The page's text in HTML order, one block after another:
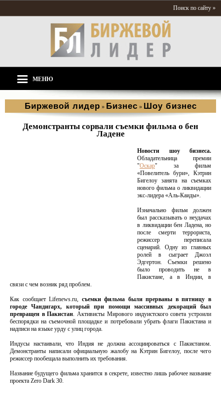
Поиск по сайту »
МЕНЮ
Биржевой лидер » Бизнес » Шоу бизнес
Демонстранты сорвали съемки фильма о бен
Ладене
Новости шоу бизнеса.
Обладательница премии
"Оскар" за фильм
«Повелитель бури», Кэтрин
Бигелоу занята на съемках
нового фильма о ликвидации
экс-лидера «Аль-Каиды».
Изначально фильм должен
был рассказывать о неудачах
в ликвидации бен Ладена, но
после смерти террориста,
режиссер переписала
сценарий. Одну из главных
ролей в сыграет Джоэл
Эдгертон. Съемки решено
было проводить не в
Пакистане, а в Индии, в
связи с чем возник ряд проблем.
Как сообщает Lifenews.ru, съемки фильма были прерваны в пятницу в
городе Чандигарх, который при помощи массивных декораций был
превращен в Пакистан. Активисты Мирового индуистского совета устроили
беспорядки на съемочной площадке и потребовали убрать флаги Пакистана и
надписи на языке урду с улиц города.
Индусы настаивали, что Индия не должна ассоциироваться с Пакистаном.
Демонстранты написали официальную жалобу на Кэтрин Бигелоу, после чего
режиссер пообещала выполнить их требования.
Название будущего фильма хранится в секрете, известно лишь рабочее название
проекта Zero Dark 30.